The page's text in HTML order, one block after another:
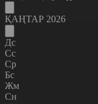
ҚАҢТАР 2026
Дс
Сс
Ср
Бс
Жм
Сн